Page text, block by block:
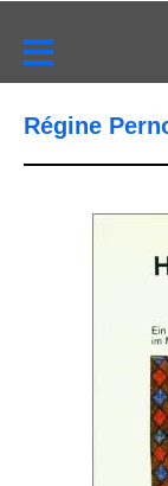
Régine